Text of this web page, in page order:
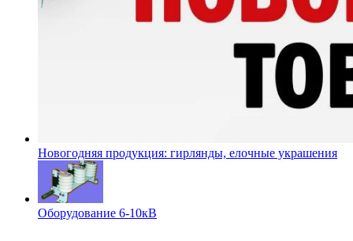
Новогодняя продукция: гирлянды, елочные украшения
Оборудование 6-10кВ